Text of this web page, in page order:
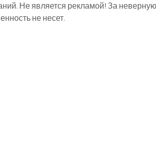
Не является рекламой! За
не несет.